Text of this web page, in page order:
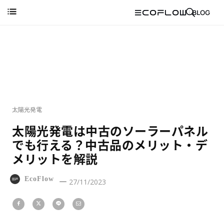
太陽光発電
太陽光発電は中古のソーラーパネル
でも行える？中古品のメリット・デ
メリットを解説
EcoFlow 27/11/2023